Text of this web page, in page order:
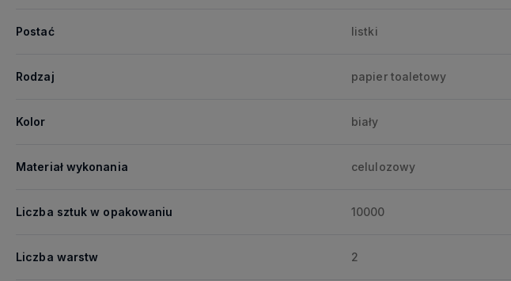
Postać listki
Rodzaj papier toaletowy
Kolor biały
Materiał wykonania celulozowy
Liczba sztuk w opakowaniu 10000
Liczba warstw 2